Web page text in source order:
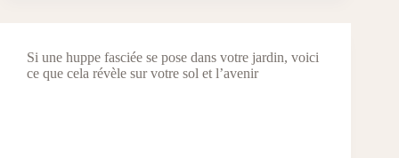
Si une huppe fasciée se pose dans votre jardin, voici
ce que cela révèle sur votre sol et l’avenir